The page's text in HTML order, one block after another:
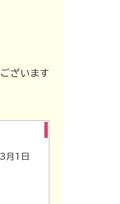
ざいます
月1日